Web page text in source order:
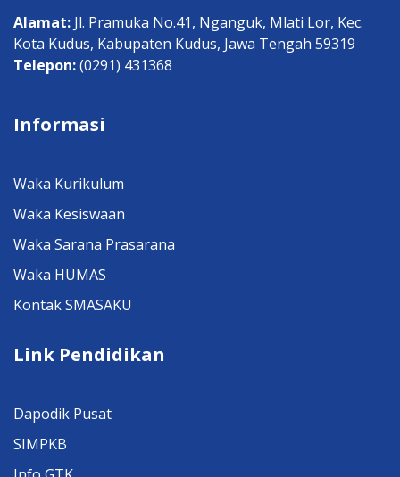
Alamat: Jl. Pramuka No.41, Nganguk, Mlati Lor, Kec.
Kota Kudus, Kabupaten Kudus, Jawa Tengah 59319
Telepon:(0291) 431368
Informasi
Waka Kurikulum
Waka Kesiswaan
Waka Sarana Prasarana
Waka HUMAS
Kontak SMASAKU
Link Pendidikan
Dapodik Pusat
SIMPKB